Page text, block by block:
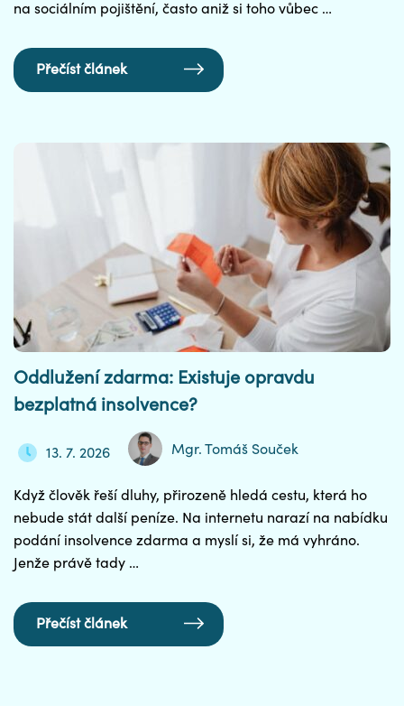
na sociálním pojištění, často aniž si toho vůbec …
Přečíst článek
Oddlužení zdarma: Existuje opravdu
bezplatná insolvence?
13. 7. 2026 Mgr. Tomáš Souček
Když člověk řeší dluhy, přirozeně hledá cestu, která ho
nebude stát další peníze. Na internetu narazí na nabídku
podání insolvence zdarma a myslí si, že má vyhráno.
Jenže právě tady …
Přečíst článek